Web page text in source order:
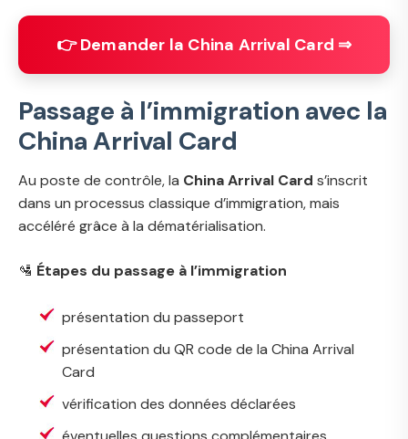
👉 Demander la China Arrival Card ⇒
Passage à l’immigration avec la
China Arrival Card
Au poste de contrôle, la China Arrival Card s’inscrit
dans un processus classique d’immigration, mais
accéléré grâce à la dématérialisation.
🛂 Étapes du passage à l’immigration
présentation du passeport
présentation du QR code de la China Arrival
Card
vérification des données déclarées